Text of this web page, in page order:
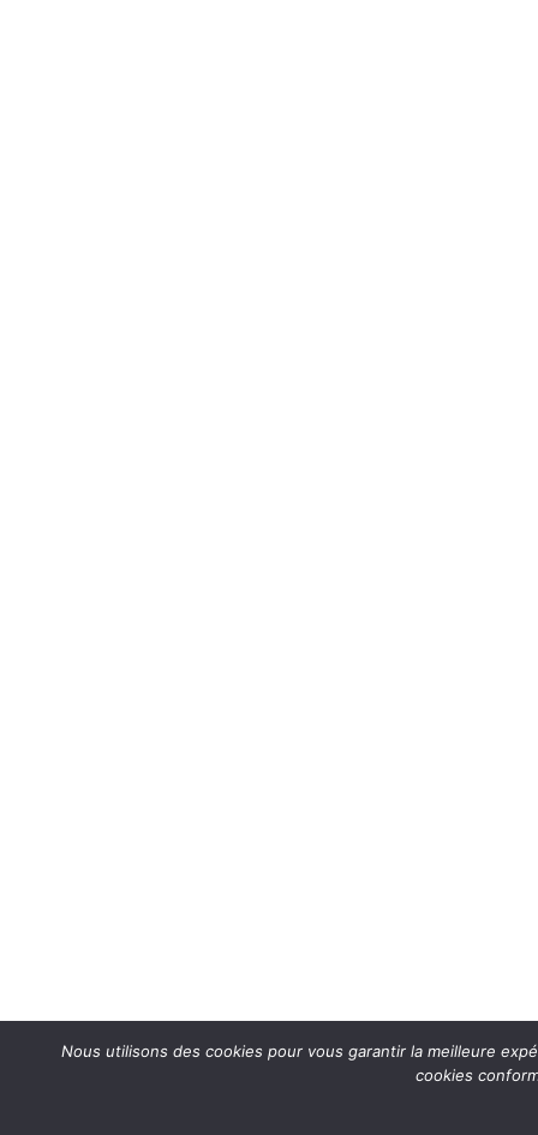
Nous utilisons des cookies pour vous garantir la meilleure
cookies